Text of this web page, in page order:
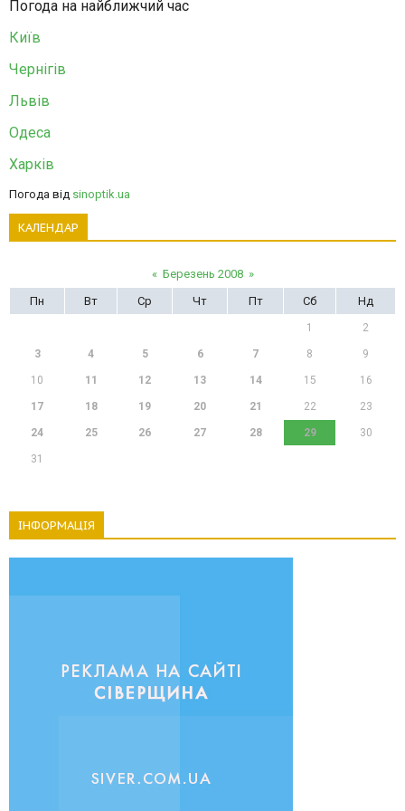
Погода на найближчий час
Київ
Чернігів
Львів
Одеса
Харків
Погода від sinoptik.ua
КАЛЕНДАР
« Березень 2008 »
Пн
Вт Ср Чт Пт Сб Нд
1 2
3 4 5 6 7 8 9
10 11 12 13 14 15 16
17 18 19 20 21 22 23
24 25 26 27 28 29 30
31
ІНФОРМАЦІЯ